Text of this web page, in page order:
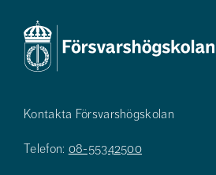
Kontakta Försvarshögskolan
Telefon: 08-55342500